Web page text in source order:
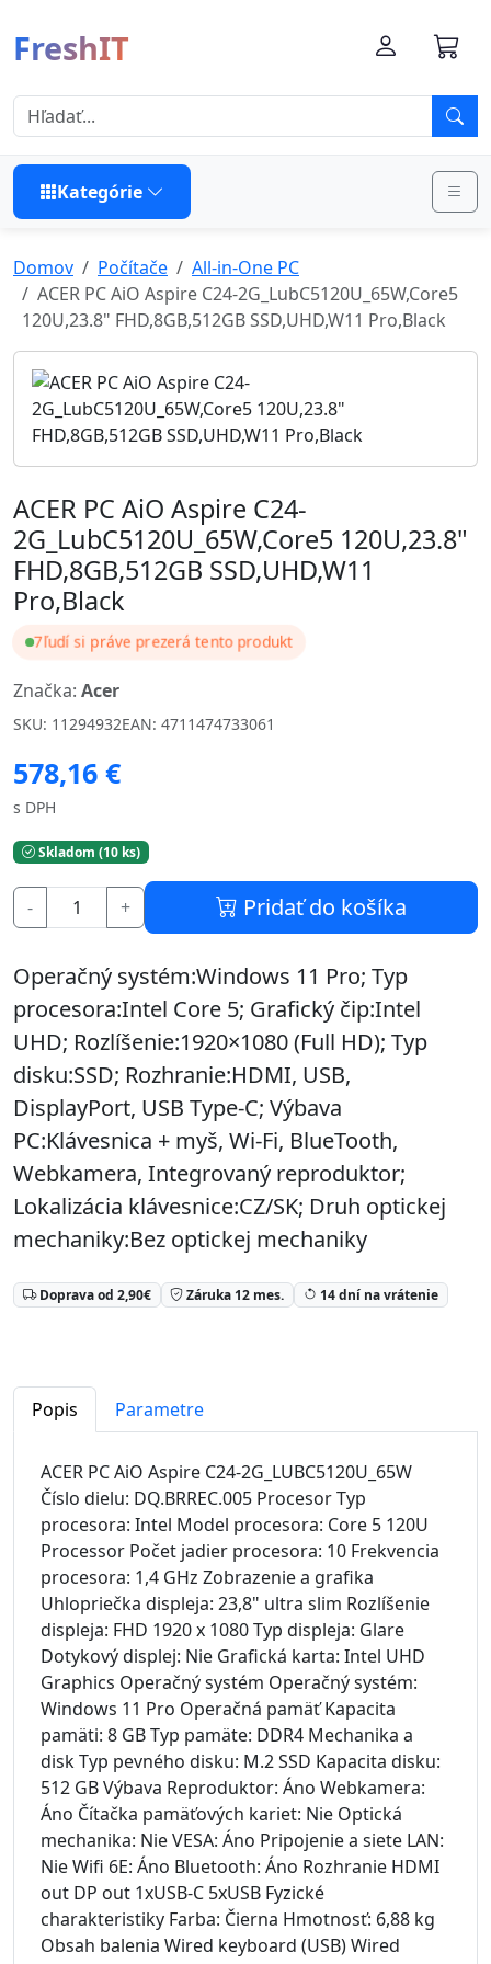
FreshIT
Kategórie
Domov Počítače
All-in-One PC
ACER PC AiO Aspire C24-2G_LubC5120U_65W,Core5
120U,23.8" FHD,8GB,512GB SSD,UHD,W11 Pro,Black
ACER PC AiO Aspire C24-
2G_LubC5120U_65W,Core5 120U,23.8"
FHD,8GB,512GB SSD,UHD,W11
Pro,Black
7ľudí si práve prezerá tento produkt
Značka: Acer
SKU: 11294932EAN: 4711474733061
578,16 €
s DPH
Skladom (10 ks)
- + Pridať do košíka
Operačný systém:Windows 11 Pro; Typ
procesora:Intel Core 5; Grafický čip:Intel
UHD; Rozlíšenie:1920×1080 (Full HD); Typ
disku:SSD; Rozhranie:HDMI, USB,
DisplayPort, USB Type-C; Výbava
PC:Klávesnica + myš, Wi-Fi, BlueTooth,
Webkamera, Integrovaný reproduktor;
Lokalizácia klávesnice:CZ/SK; Druh optickej
mechaniky:Bez optickej mechaniky
Doprava od 2,90€ Záruka 12 mes. 14 dní na vrátenie
Popis Parametre
ACER PC AiO Aspire C24-2G_LUBC5120U_65W
Číslo dielu: DQ.BRREC.005 Procesor Typ
procesora: Intel Model procesora: Core 5 120U
Processor Počet jadier procesora: 10 Frekvencia
procesora: 1,4 GHz Zobrazenie a grafika
Uhlopriečka displeja: 23,8" ultra slim Rozlíšenie
displeja: FHD 1920 x 1080 Typ displeja: Glare
Dotykový displej: Nie Grafická karta: Intel UHD
Graphics Operačný systém Operačný systém:
Windows 11 Pro Operačná pamäť Kapacita
pamäti: 8 GB Typ pamäte: DDR4 Mechanika a
disk Typ pevného disku: M.2 SSD Kapacita disku:
512 GB Výbava Reproduktor: Áno Webkamera:
Áno Čítačka pamäťových kariet: Nie Optická
mechanika: Nie VESA: Áno Pripojenie a siete LAN:
Nie Wifi 6E: Áno Bluetooth: Áno Rozhranie HDMI
out DP out 1xUSB-C 5xUSB Fyzické
charakteristiky Farba: Čierna Hmotnosť: 6,88 kg
Obsah balenia Wired keyboard (USB) Wired